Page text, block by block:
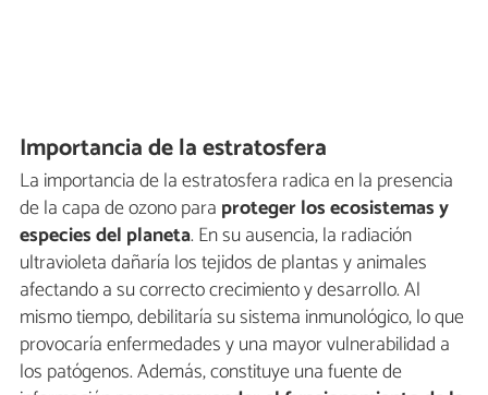
Importancia de la estratosfera
La importancia de la estratosfera radica en la presencia
de la capa de ozono para proteger los ecosistemas y
especies del planeta. En su ausencia, la radiación
ultravioleta dañaría los tejidos de plantas y animales
afectando a su correcto crecimiento y desarrollo. Al
mismo tiempo, debilitaría su sistema inmunológico, lo que
provocaría enfermedades y una mayor vulnerabilidad a
los patógenos. Además, constituye una fuente de